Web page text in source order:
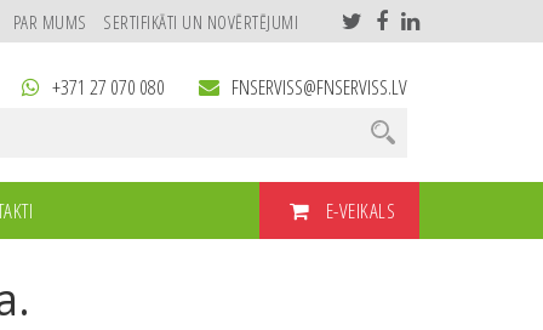
PAR MUMS SERTIFIKĀTI UN NOVĒRTĒJUMI
+371 27 070 080 FNSERVISS@FNSERVISS.LV
E-VEIKALS